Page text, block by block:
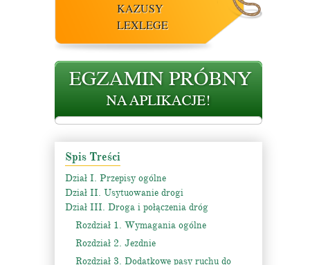
KAZUSY
LEXLEGE
Spis Treści
Dział I. Przepisy ogólne
Dział II. Usytuowanie drogi
Dział III. Droga i połączenia dróg
Rozdział 1. Wymagania ogólne
Rozdział 2. Jezdnie
Rozdział 3. Dodatkowe pasy ruchu do